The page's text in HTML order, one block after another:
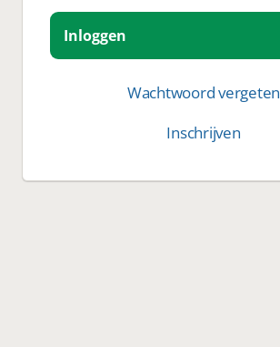
Inloggen
Wachtwoord vergeten
Inschrijven